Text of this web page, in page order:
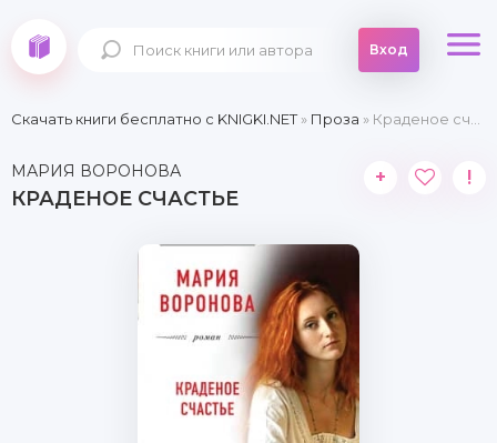
Вход
Скачать книги бесплатно c KNIGKI.NET» Проза » Краденое счастье
МАРИЯ ВОРОНОВА
КРАДЕНОЕ СЧАСТЬЕ
+ !